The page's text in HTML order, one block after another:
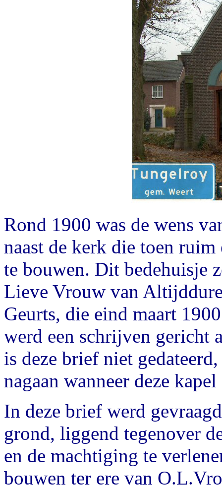
Rond 1900 was de wens
naast de kerk die toen
te bouwen. Dit bedehuisje
Lieve Vrouw van
Geurts, die eind maart
werd een schrijven gericht
is deze brief niet
nagaan wanneer deze
In deze brief werd
grond, liggend tegenover
en de machtiging te
bouwen ter ere van